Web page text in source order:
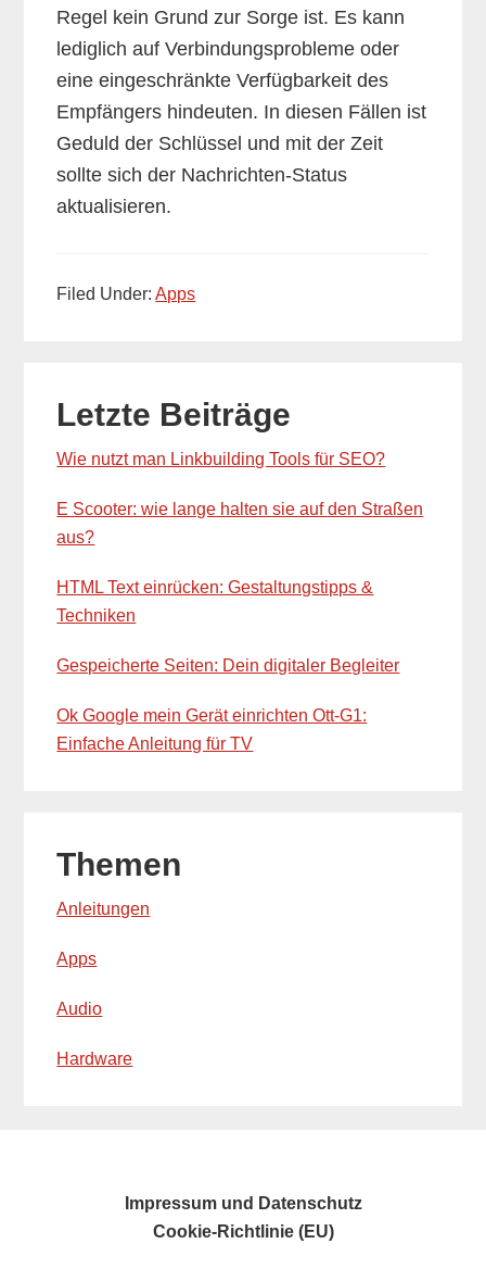
Regel kein Grund zur Sorge ist. Es kann
lediglich auf Verbindungsprobleme oder
eine eingeschränkte Verfügbarkeit des
Empfängers hindeuten. In diesen Fällen ist
Geduld der Schlüssel und mit der Zeit
sollte sich der Nachrichten-Status
aktualisieren.
Filed Under:Apps
Sidebar
Letzte Beiträge
Wie nutzt man Linkbuilding Tools für SEO?
E Scooter: wie lange halten sie auf den Straßen
aus?
HTML Text einrücken: Gestaltungstipps &
Techniken
Gespeicherte Seiten: Dein digitaler Begleiter
Ok Google mein Gerät einrichten Ott-G1:
Einfache Anleitung für TV
Themen
Anleitungen
Apps
Audio
Hardware
Impressum und Datenschutz
Cookie-Richtlinie (EU)